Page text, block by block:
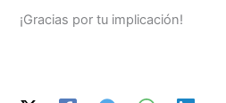
¡Gracias por tu implicación!